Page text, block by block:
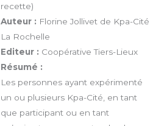
recette)
Auteur : Florine Jollivet de Kpa-Cité
La Rochelle
Editeur : Coopérative Tiers-Lieux
Résumé :
Les personnes ayant expérimenté
un ou plusieurs Kpa-Cité, en tant
que participant ou en tant